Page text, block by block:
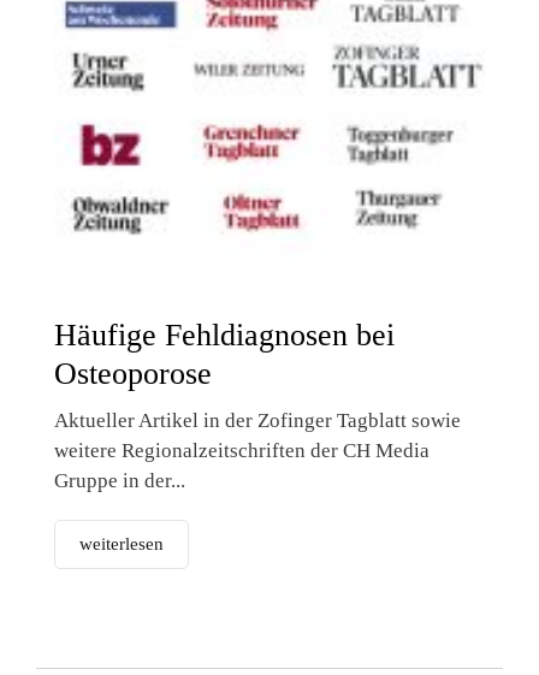
Häufige Fehldiagnosen bei
Osteoporose
Aktueller Artikel in der Zofinger Tagblatt sowie
weitere Regionalzeitschriften der CH Media
Gruppe in der...
weiterlesen